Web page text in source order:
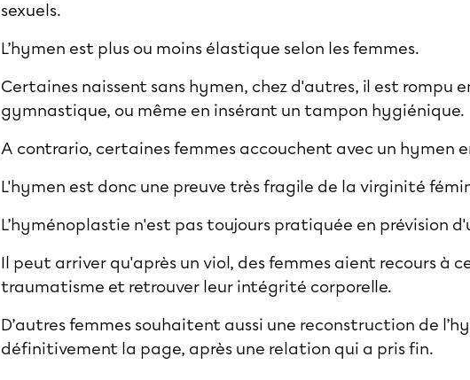
sexuels.
L’hymen est plus ou moins élastique selon les femmes.
Certaines naissent sans hymen, chez d'autres, il est rompu
gymnastique, ou même en insérant un tampon hygiénique.
A contrario, certaines femmes accouchent avec un hymen
L'hymen est donc une preuve très fragile de la virginité
L’hyménoplastie n'est pas toujours pratiquée en prévision
Il peut arriver qu'après un viol, des femmes aient recours à
traumatisme et retrouver leur intégrité corporelle.
D’autres femmes souhaitent aussi une reconstruction de
définitivement la page, après une relation qui a pris fin.